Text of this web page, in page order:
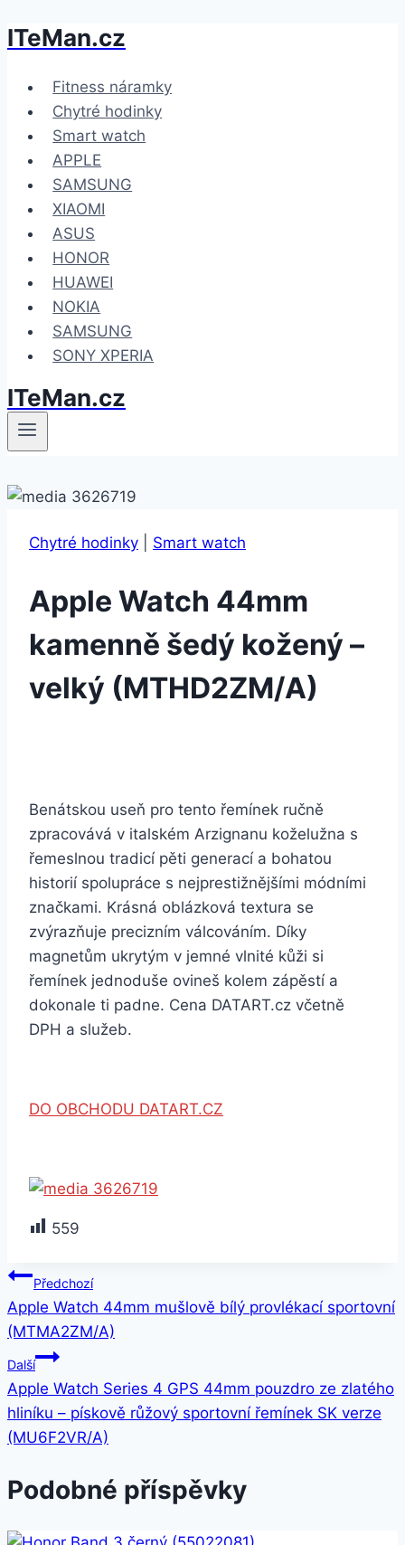
Přeskočit
obsah
ITeMan.cz
Fitness náramky
Chytré hodinky
Smart watch
APPLE
SAMSUNG
XIAOMI
ASUS
HONOR
HUAWEI
NOKIA
SAMSUNG
SONY XPERIA
ITeMan.cz
Chytré hodinky Smart watch
Apple Watch 44mm
kamenně šedý kožený –
velký (MTHD2ZM/A)
Benátskou useň pro tento řemínek ručně
zpracovává v italském Arzignanu koželužna s
řemeslnou tradicí pěti generací a bohatou
historií spolupráce s nejprestižnějšími módními
značkami. Krásná oblázková textura se
zvýrazňuje precizním válcováním. Díky
magnetům ukrytým v jemné vlnité kůži si
řemínek jednoduše ovineš kolem zápěstí a
dokonale ti padne. Cena DATART.cz včetně
DPH a služeb.
DO OBCHODU DATART.CZ
559
Navigace
pro
příspěvek
Předchozí
Apple Watch 44mm mušlově bílý provlékací sportovní
(MTMA2ZM/A)
Další
Apple Watch Series 4 GPS 44mm pouzdro ze zlatého
hliníku – pískově růžový sportovní řemínek SK verze
(MU6F2VR/A)
Podobné příspěvky